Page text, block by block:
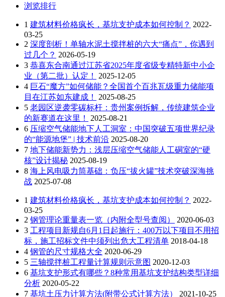
浏览排行
1 建筑材料价格疯长，基坑支护成本如何控制？ 2022-
03-25
2 深度剖析！单轴水泥土搅拌桩的六大“痛点”，你遇到
过几个？ 2026-05-19
3 恭喜东合南通过江苏省2025年度省级专精特新中小企
业（第二批）认定！
2025-12-05
4 巨石“魔方”如何储能？全国首个百兆瓦级重力储能项
目在江苏如东建成！
2025-08-25
5 老园区逆袭零碳标杆：贵州案例拆解，传统建筑企业
的新赛道在这里！
2025-08-21
6 压缩空气储能地下人工洞室：中国突破五项世界纪录
的“能源地堡” | 技术前沿 2025-08-20
7 地下储能新势力：浅层压缩空气储能人工硐室的“硬
核”设计揭秘 2025-08-19
8 海上风电吸力筒基础：负压“拔火罐”技术突破深海挑
战 2025-07-08
1 建筑材料价格疯长，基坑支护成本如何控制？ 2022-
03-25
2 钢管理论重量表一览（内附全型号查阅）
2020-06-03
3 工程项目新规自6月1日起施行：400万以下项目不用招
标，施工招标文件中须列出危大工程清单 2018-04-18
4 钢管的尺寸规格大全 2020-06-29
5 三轴搅拌桩工程量计算规则示意图 2020-12-03
6 基坑支护形式有哪些？8种常用基坑支护结构类型详细
分析 2020-05-22
7 基坑土压力计算方法(附带公式计算方法） 2021-10-25